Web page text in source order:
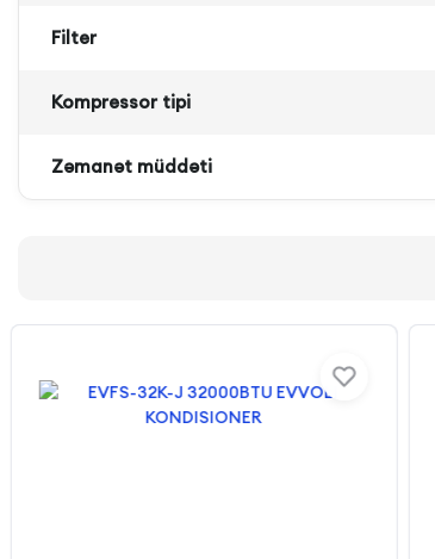
Filter
Kompressor tipi
Zəmanət müddəti